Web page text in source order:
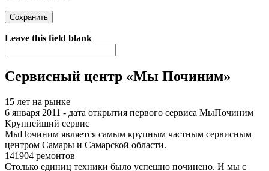
Я спамер
Leave this field blank
Сервисный центр «Мы Починим»
15 лет на рынке
6 января 2011 - дата открытия первого сервиса МыПочиним
Крупнейший сервис
МыПочиним является самым крупным частным сервисным
центром Самары и Самарской области.
141904 ремонтов
Столько единиц техники было успешно починено. И мы с